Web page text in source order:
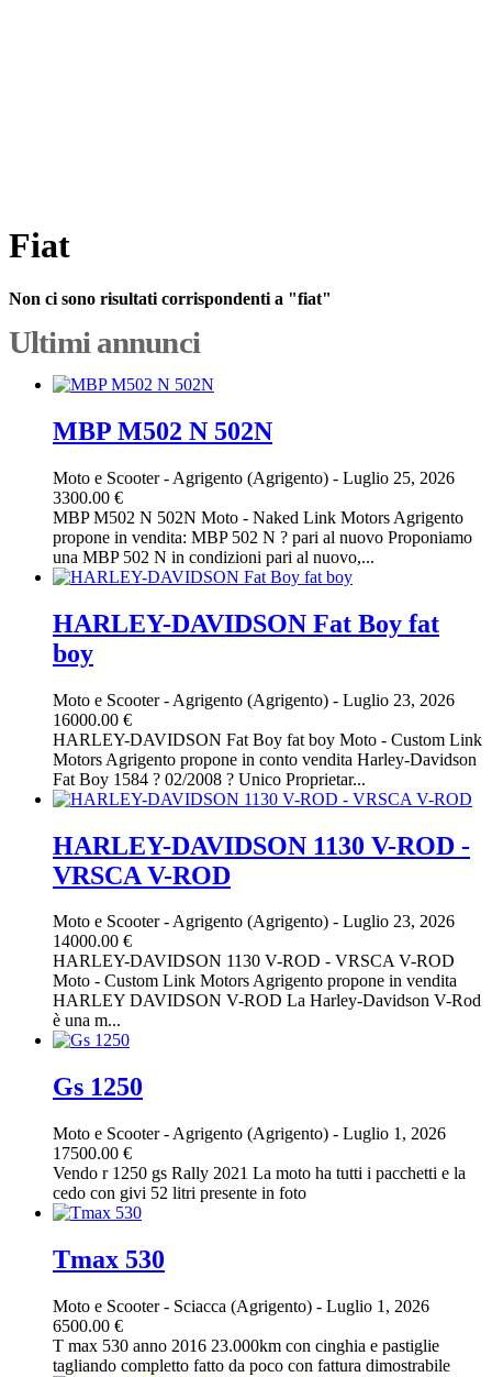
Fiat
Non ci sono risultati corrispondenti a "fiat"
Ultimi annunci
MBP M502 N 502N
Moto e Scooter- Agrigento (Agrigento) - Luglio 25, 2026
3300.00 €
MBP M502 N 502N Moto - Naked Link Motors Agrigento
propone in vendita: MBP 502 N ? pari al nuovo Proponiamo
una MBP 502 N in condizioni pari al nuovo,...
HARLEY-DAVIDSON Fat Boy fat
boy
Moto e Scooter- Agrigento (Agrigento) - Luglio 23, 2026
16000.00 €
HARLEY-DAVIDSON Fat Boy fat boy Moto - Custom Link
Motors Agrigento propone in conto vendita Harley-Davidson
Fat Boy 1584 ? 02/2008 ? Unico Proprietar...
HARLEY-DAVIDSON 1130 V-ROD -
VRSCA V-ROD
Moto e Scooter-Agrigento (Agrigento) - Luglio 23, 2026
14000.00 €
HARLEY-DAVIDSON 1130 V-ROD - VRSCA V-ROD
Moto - Custom Link Motors Agrigento propone in vendita
HARLEY DAVIDSON V-ROD La Harley-Davidson V-Rod
è una m...
Gs 1250
Moto e Scooter- Agrigento (Agrigento) - Luglio 1, 2026
17500.00 €
Vendo r 1250 gs Rally 2021 La moto ha tutti i pacchetti e la
cedo con givi 52 litri presente in foto
Tmax 530
Moto e Scooter- Sciacca (Agrigento) - Luglio 1, 2026
6500.00 €
T max 530 anno 2016 23.000km con cinghia e pastiglie
tagliando completto fatto da poco con fattura dimostrabile